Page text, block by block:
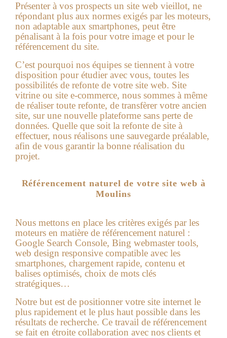
Présenter à vos prospects un site web vieillot, ne
répondant plus aux normes exigés par les moteurs,
non adaptable aux smartphones, peut être
pénalisant à la fois pour votre image et pour le
référencement du site.
C’est pourquoi nos équipes se tiennent à votre
disposition pour étudier avec vous, toutes les
possibilités de refonte de votre site web. Site
vitrine ou site e-commerce, nous sommes à même
de réaliser toute refonte, de transfèrer votre ancien
site, sur une nouvelle plateforme sans perte de
données. Quelle que soit la refonte de site à
effectuer, nous réalisons une sauvegarde préalable,
afin de vous garantir la bonne réalisation du
projet.
Référencement naturel de votre site web à
Moulins
Nous mettons en place les critères exigés par les
moteurs en matière de référencement naturel :
Google Search Console, Bing webmaster tools,
web design responsive compatible avec les
smartphones, chargement rapide, contenu et
balises optimisés, choix de mots clés
stratégiques…
Notre but est de positionner votre site internet le
plus rapidement et le plus haut possible dans les
résultats de recherche. Ce travail de référencement
se fait en étroite collaboration avec nos clients et